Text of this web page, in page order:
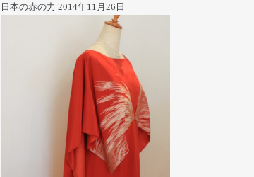
日本の赤の力 2014年11月26日